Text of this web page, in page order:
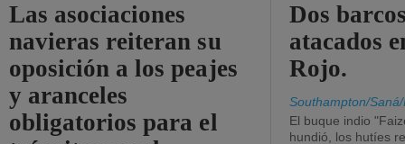
Las asociaciones
navieras reiteran su
oposición a los peajes
y aranceles
obligatorios para el
Dos
atacados
Rojo.
Southampton/
El buque indio
hundió, los hutíes